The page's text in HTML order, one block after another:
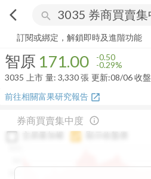
arrow_back_ios search
智原 171.00 -0.29%
訂閱或綁定，解鎖即時及進階功能
智原 171.00 -0.50
-0.29%
3035
上市 量: 3,330張 更新:08/06 收盤
前往相關富果研究報告 open_in_new
券商買賣集中度 info_outline